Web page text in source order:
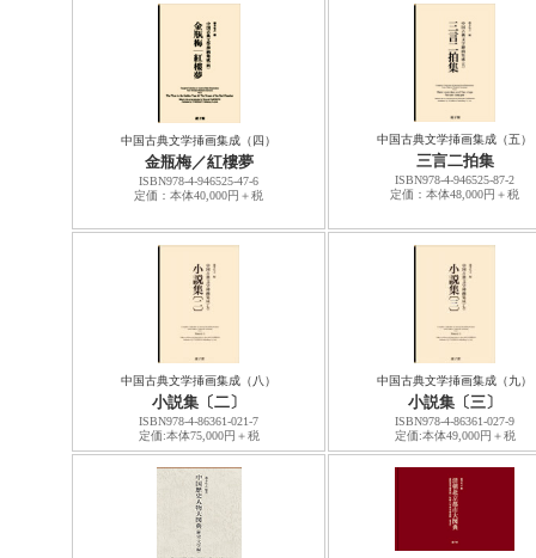
中国古典文学挿画集成（四）
金瓶梅／紅樓夢
ISBN978-4-946525-47-6
定価：本体40,000円＋税
中国古典文学挿画集成（五）
三言二拍集
ISBN978-4-946525-87-2
定価：本体48,000円＋税
中国古典文学挿画集成（八）
小説集〔二〕
ISBN978-4-86361-021-7
定価:本体75,000円＋税
中国古典文学挿画集成（九）
小説集〔三〕
ISBN978-4-86361-027-9
定価:本体49,000円＋税